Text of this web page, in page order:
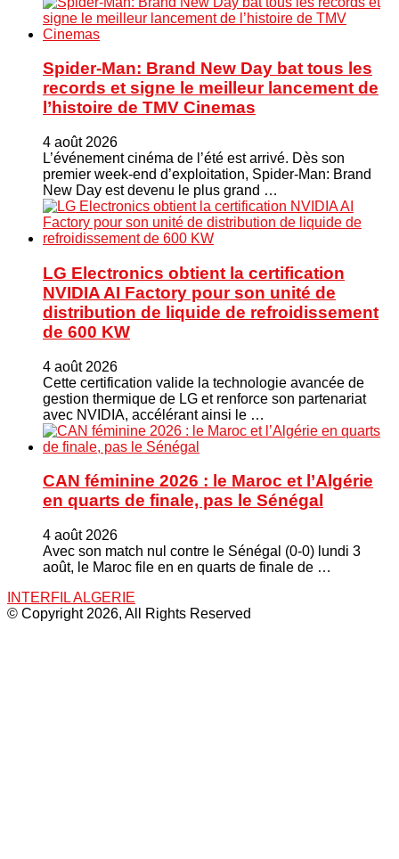
Spider-Man: Brand New Day bat tous les
records et signe le meilleur lancement de
l’histoire de TMV Cinemas
4 août 2026
L’événement cinéma de l’été est arrivé. Dès son
premier week-end d’exploitation, Spider-Man: Brand
New Day est devenu le plus grand …
LG Electronics obtient la certification
NVIDIA AI Factory pour son unité de
distribution de liquide de refroidissement
de 600 KW
4 août 2026
Cette certification valide la technologie avancée de
gestion thermique de LG et renforce son partenariat
avec NVIDIA, accélérant ainsi le …
CAN féminine 2026 : le Maroc et l’Algérie
en quarts de finale, pas le Sénégal
4 août 2026
Avec son match nul contre le Sénégal (0-0) lundi 3
août, le Maroc file en en quarts de finale de …
INTERFIL ALGERIE
© Copyright 2026, All Rights Reserved